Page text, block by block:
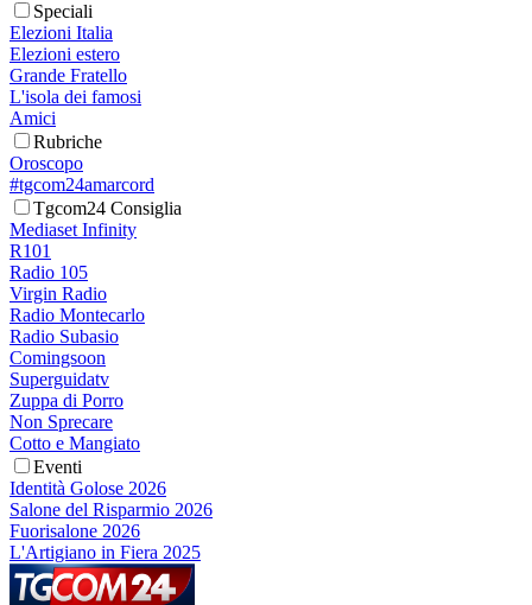
Speciali
Elezioni Italia
Elezioni estero
Grande Fratello
L'isola dei famosi
Amici
Rubriche
Oroscopo
#tgcom24amarcord
Tgcom24 Consiglia
Mediaset Infinity
R101
Radio 105
Virgin Radio
Radio Montecarlo
Radio Subasio
Comingsoon
Superguidatv
Zuppa di Porro
Non Sprecare
Cotto e Mangiato
Eventi
Identità Golose 2026
Salone del Risparmio 2026
Fuorisalone 2026
L'Artigiano in Fiera 2025